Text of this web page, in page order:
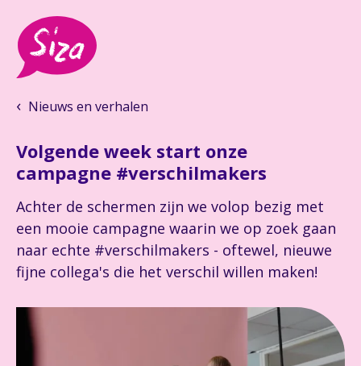
Nieuws en verhalen
Volgende week start onze
campagne #verschilmakers
Achter de schermen zijn we volop bezig met
een mooie campagne waarin we op zoek gaan
naar echte #verschilmakers - oftewel, nieuwe
fijne collega's die het verschil willen maken!